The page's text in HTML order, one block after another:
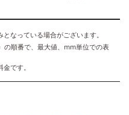
なっている場合がございます。
の順番で、最大値、mm単位での表
です。